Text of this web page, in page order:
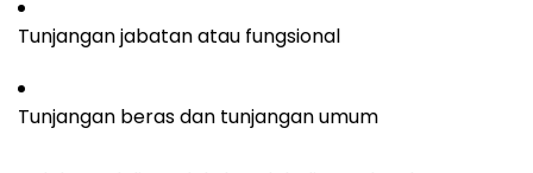
Tunjangan jabatan atau fungsional
Tunjangan beras dan tunjangan umum